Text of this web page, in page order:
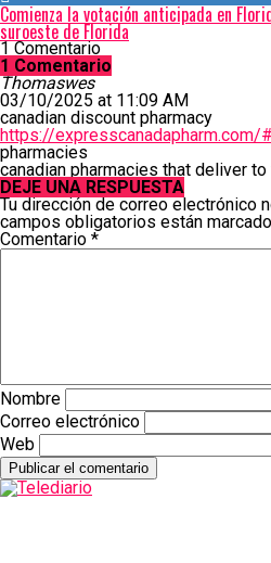
Comienza la votación anticipada en
suroeste de Florida
1 Comentario
1 Comentario
Thomaswes
03/10/2025 at 11:09 AM
canadian discount pharmacy
https://expresscanadapharm.com/#
pharmacies
canadian pharmacies that deliver to
DEJE UNA RESPUESTA
Tu dirección de correo electrónico
campos obligatorios están
Comentario *
Nombre
Correo electrónico
Web